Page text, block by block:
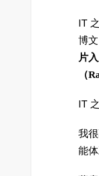
IT
博
片
（
IT
我
能